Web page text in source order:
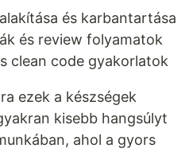
és karbantartása
és review folyamatok
clean code gyakorlatok
ezek a készségek
kisebb hangsúlyt
ahol a gyors